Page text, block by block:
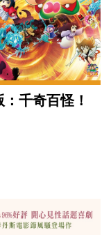
千奇百怪！